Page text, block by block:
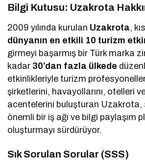
Bilgi Kutusu: Uzakrota
2009 yılında kurulan Uzakrota,
dünyanın en etkili 10 turizm
girmeyi başarmış bir Türk marka
kadar 30’dan fazla ülkede
etkinlikleriyle turizm
şirketlerini, havayollarını, otelleri
acentelerini buluşturan Uzakrota,
önemli bir iş ağı ve bilgi paylaşım
oluşturmayı sürdürüyor.
Sık Sorulan Sorular (SSS)